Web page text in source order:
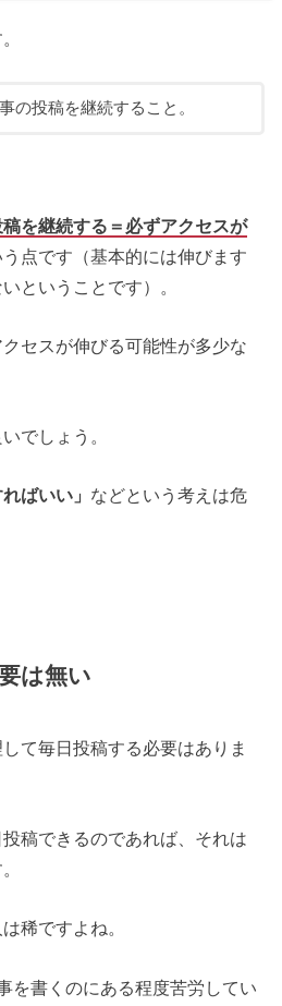
の投稿を継続すること。
稿を継続する＝必ずアクセスが
う点です（基本的には伸びます
ということです）。
セスが伸びる可能性が多少な
でしょう。
ばいい」 などという考えは危
は無い
て毎日投稿する必要はありま
稿できるのであれば、それは
稀ですよね。
を書くのにある程度苦労してい